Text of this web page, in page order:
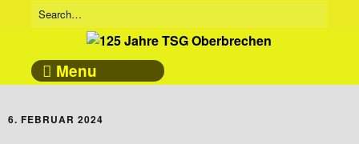
Menu
6. FEBRUAR 2024